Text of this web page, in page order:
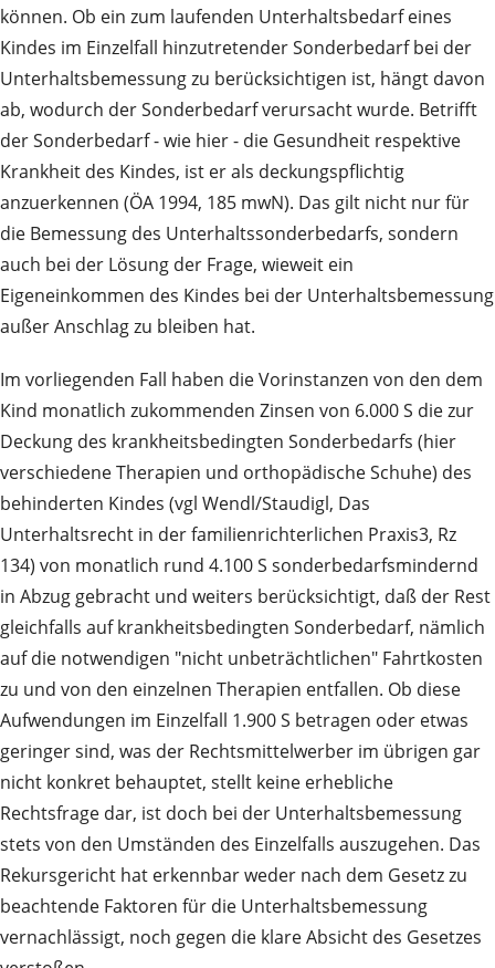
können. Ob ein zum laufenden Unterhaltsbedarf eines
Kindes im Einzelfall hinzutretender Sonderbedarf bei der
Unterhaltsbemessung zu berücksichtigen ist, hängt davon
ab, wodurch der Sonderbedarf verursacht wurde. Betrifft
der Sonderbedarf - wie hier - die Gesundheit respektive
Krankheit des Kindes, ist er als deckungspflichtig
anzuerkennen (ÖA 1994, 185 mwN). Das gilt nicht nur für
die Bemessung des Unterhaltssonderbedarfs, sondern
auch bei der Lösung der Frage, wieweit ein
Eigeneinkommen des Kindes bei der Unterhaltsbemessung
außer Anschlag zu bleiben hat.
Im vorliegenden Fall haben die Vorinstanzen von den dem
Kind monatlich zukommenden Zinsen von 6.000 S die zur
Deckung des krankheitsbedingten Sonderbedarfs (hier
verschiedene Therapien und orthopädische Schuhe) des
behinderten Kindes (vgl Wendl/Staudigl, Das
Unterhaltsrecht in der familienrichterlichen Praxis3, Rz
134) von monatlich rund 4.100 S sonderbedarfsmindernd
in Abzug gebracht und weiters berücksichtigt, daß der Rest
gleichfalls auf krankheitsbedingten Sonderbedarf, nämlich
auf die notwendigen "nicht unbeträchtlichen" Fahrtkosten
zu und von den einzelnen Therapien entfallen. Ob diese
Aufwendungen im Einzelfall 1.900 S betragen oder etwas
geringer sind, was der Rechtsmittelwerber im übrigen gar
nicht konkret behauptet, stellt keine erhebliche
Rechtsfrage dar, ist doch bei der Unterhaltsbemessung
stets von den Umständen des Einzelfalls auszugehen. Das
Rekursgericht hat erkennbar weder nach dem Gesetz zu
beachtende Faktoren für die Unterhaltsbemessung
vernachlässigt, noch gegen die klare Absicht des Gesetzes